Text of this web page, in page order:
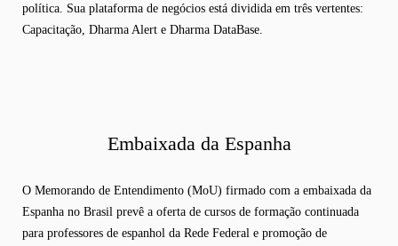
política. Sua plataforma de negócios está dividida em três vertentes:
Capacitação, Dharma Alert e Dharma DataBase.
Embaixada da Espanha
O Memorando de Entendimento (MoU) firmado com a embaixada da
Espanha no Brasil prevê a oferta de cursos de formação continuada
para professores de espanhol da Rede Federal e promoção de